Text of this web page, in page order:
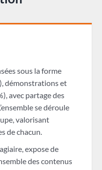
sous la forme
démonstrations et
avec partage des
se déroule
valorisant
de chacun.
expose de
des contenus